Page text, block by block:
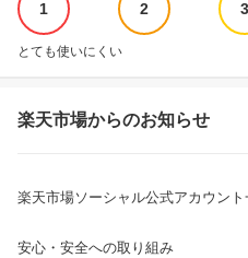
1 2 3
とても使いにくい
楽天市場からのお知らせ
楽天市場ソーシャル公式アカウント
安心・安全への取り組み